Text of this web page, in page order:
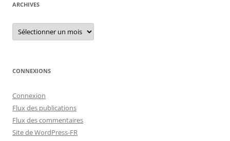
ARCHIVES
Archives
CONNEXIONS
Connexion
Flux des publications
Flux des commentaires
Site de WordPress-FR